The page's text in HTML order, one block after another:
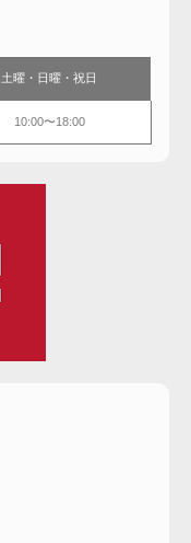
土曜・ 日曜・祝日
10:00〜18:00